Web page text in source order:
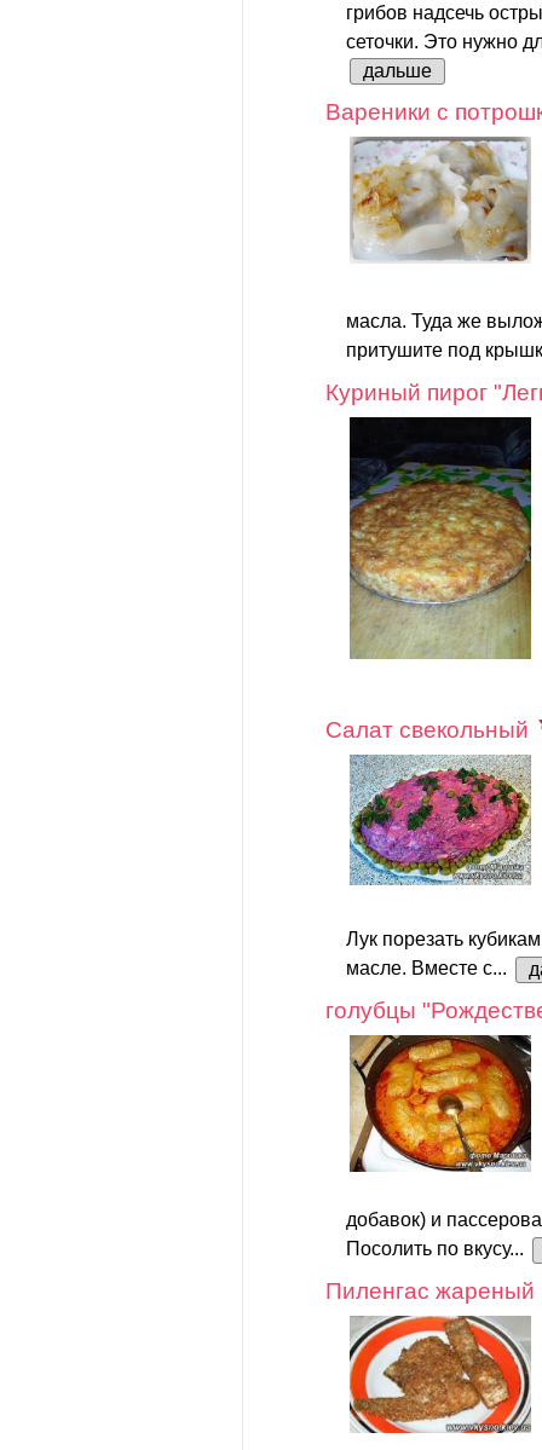
грибов надсечь
сеточки. Это нужно
дальше
Вареники с
масла. Туда же
притушите под
Куриный пирог
Салат свекольный
Лук порезать
масле. Вместе с...
голубцы
добавок) и
Посолить по вкусу...
Пиленгас жареный